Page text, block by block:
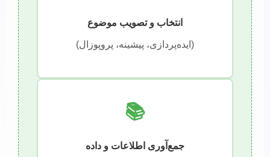
انتخاب و تصویب موضوع
(ایده‌پردازی، پیشینه، پروپوزال)
📚
جمع‌آوری اطلاعات و داده